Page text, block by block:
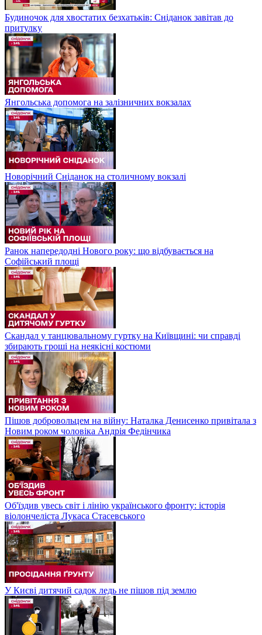
Будиночок для хвостатих безхатьків: Сніданок завітав до
притулку
Янгольська допомога на залізничних вокзалах
Новорічний Сніданок на столичному вокзалі
Ранок напередодні Нового року: що відбувається на
Софійський площі
Скандал у танцювальному гуртку на Київщині: чи справді
збирають гроші на неякісні костюми
Пішов добровольцем на війну: Наталка Денисенко привітала з
Новим роком чоловіка Андрія Федінчика
Об'їздив увесь світ і лінію українського фронту: історія
віолончеліста Лукаса Стасевського
У Києві дитячий садок ледь не пішов під землю